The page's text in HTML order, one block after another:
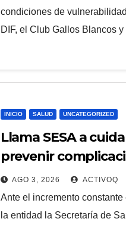
condiciones de
DIF, el Club Gallos Blancos
INICIO SALUD UNCATEGORIZED
Llama SESA a
prevenir
la temporada de
Querétaro
AGO 3, 2026 ACTIVOQ
Ante el incremento
la entidad la Secretaría de